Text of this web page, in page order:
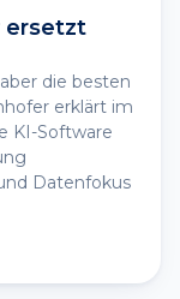
ersetzt
die besten
erklärt im
KI-Software
Datenfokus